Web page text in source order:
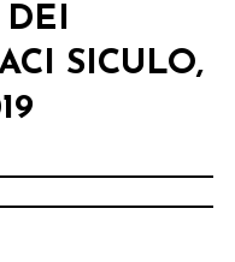
SICULO,